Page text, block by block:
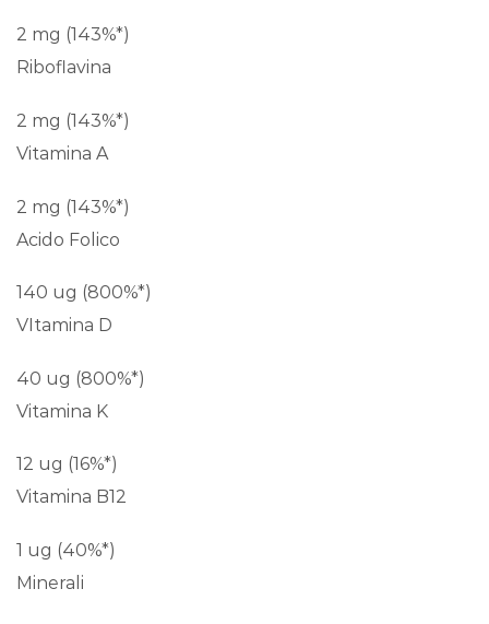
2 mg (143%*)
Riboflavina
2 mg (143%*)
Vitamina A
2 mg (143%*)
Acido Folico
140 ug (800%*)
VItamina D
40 ug (800%*)
Vitamina K
12 ug (16%*)
Vitamina B12
1 ug (40%*)
Minerali